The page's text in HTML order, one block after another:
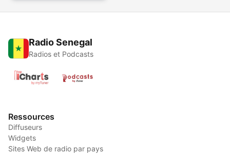
Radio Senegal
Radios et Podcasts
Ressources
Diffuseurs
Widgets
Sites Web de radio par pays